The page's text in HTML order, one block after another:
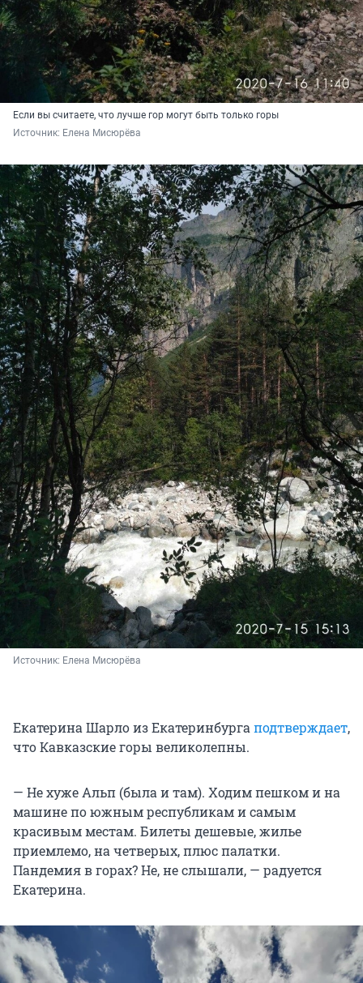
Если вы считаете, что лучше гор могут быть только горы
Источник: Елена Мисюрёва
Источник: Елена Мисюрёва
Екатерина Шарло из Екатеринбурга подтверждает,
что Кавказские горы великолепны.
— Не хуже Альп (была и там). Ходим пешком и на
машине по южным республикам и самым
красивым местам. Билеты дешевые, жилье
приемлемо, на четверых, плюс палатки.
Пандемия в горах? Не, не слышали, — радуется
Екатерина.